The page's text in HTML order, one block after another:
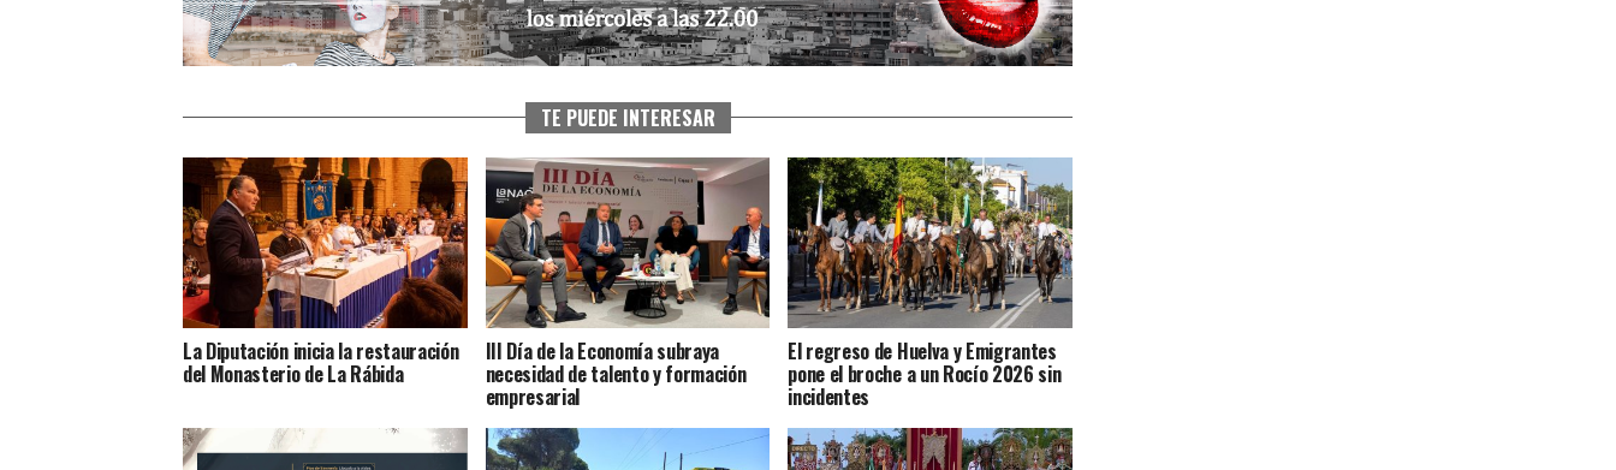
TE PUEDE INTERESAR
La Diputación inicia la restauración
del Monasterio de La Rábida
III Día de la Economía subraya
necesidad de talento y formación
empresarial
El regreso de Huelva y Emigrantes
pone el broche a un Rocío 2026 sin
incidentes